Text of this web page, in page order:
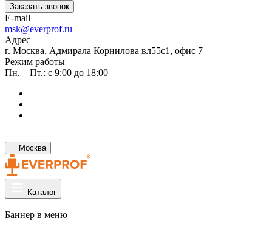
Заказать звонок
E-mail
msk@everprof.ru
Адрес
г. Москва, Адмирала Корнилова вл55с1, офис 7
Режим работы
Пн. – Пт.: с 9:00 до 18:00
Москва
Каталог
Баннер в меню